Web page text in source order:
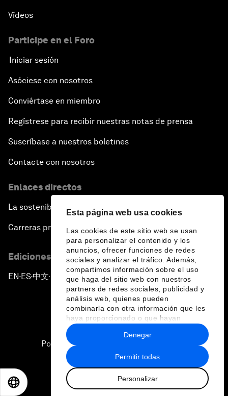
Esta página web usa cookies
Las cookies de este sitio web se usan
para personalizar el contenido y los
anuncios, ofrecer funciones de redes
sociales y analizar el tráfico. Además,
compartimos información sobre el uso
que haga del sitio web con nuestros
partners de redes sociales, publicidad y
análisis web, quienes pueden
combinarla con otra información que les
haya proporcionado o que hayan
recopilado a partir del uso que haya
hecho de sus servicios.
Permitir todas
Personalizar
Denegar
Vídeos
Participe en el Foro
Iniciar sesión
Asóciese con nosotros
Conviértase en miembro
Regístrese para recibir nuestras notas de prensa
Suscríbase a nuestros boletines
Contacte con nosotros
Enlaces directos
La sostenibilidad en el Foro
Carreras profesionales
Ediciones en otros idiomas
EN ▪ES▪中文▪ 日本語
Política de privacidad y normas de uso
Sitemap
2026 Foro Económico Mundial